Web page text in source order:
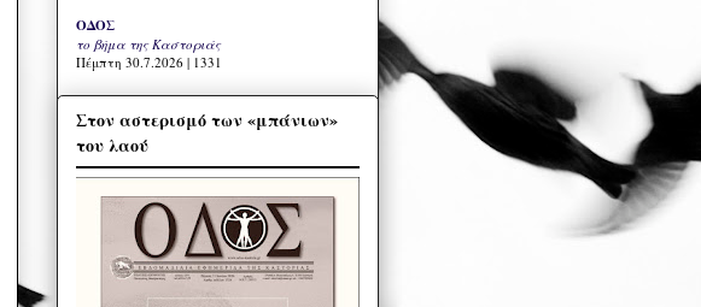
ΟΔΟΣ
το βήμα της Καστοριάς
Πέμπτη 30.7.2026 | 1331
Στον αστερισμό των «μπάνιων»
του λαού